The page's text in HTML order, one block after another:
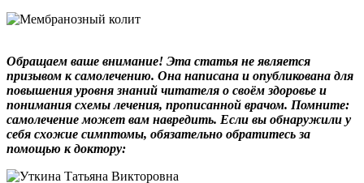
Обращаем ваше внимание! Эта статья не является
призывом к самолечению. Она написана и опубликована для
повышения уровня знаний читателя о своём здоровье и
понимания схемы лечения, прописанной врачом. Помните:
самолечение может вам навредить. Если вы обнаружили у
себя схожие симптомы, обязательно обратитесь за
помощью к доктору: